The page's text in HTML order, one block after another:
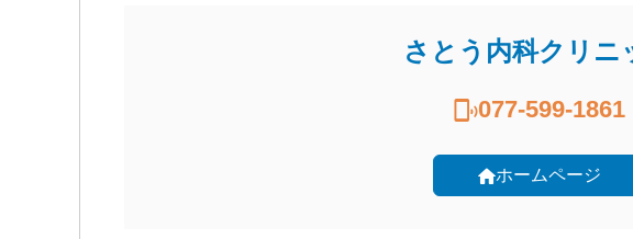
さとう内科クリニ
077-599-1861
ホームページ